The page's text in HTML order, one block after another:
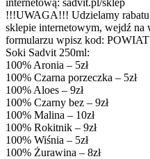
!!!UWAGA!!! Udzielamy rabatu
sklepie internetowym, wejdź na
formularzu wpisz kod:
Soki Sadvit 250ml:
100% Aronia – 5zł
100% Czarna porzeczka – 5zł
100% Aloes – 9zł
100% Czarny bez – 9zł
100% Malina – 10zł
100% Rokitnik – 9zł
100% Wiśnia – 5zł
100% Żurawina – 8zł